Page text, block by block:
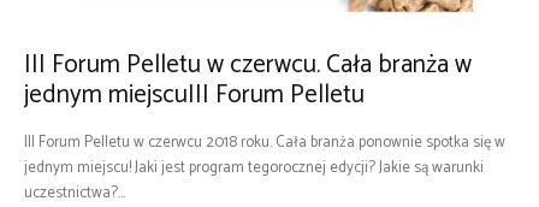
III Forum Pelletu w czerwcu. Cała branża w
jednym miejscuIII Forum Pelletu
III Forum Pelletu w czerwcu 2018 roku. Cała branża ponownie spotka się w
jednym miejscu! Jaki jest program tegorocznej edycji? Jakie są warunki
uczestnictwa?...